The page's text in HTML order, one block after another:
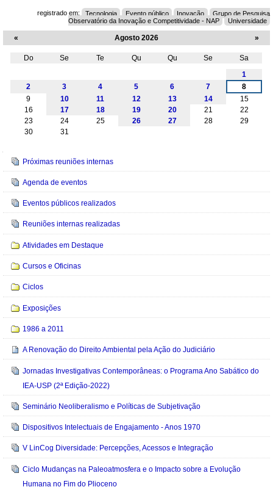
registrado em: Tecnologia Evento público Inovação
Grupo de Pesquisa
Observatório da Inovação e Competitividade - NAP
Universidade
« Agosto 2026 »
Do Se Te Qu Qu Se
Sa
1
2
3 4 5 6 7
8
9
10 11 12 13 14
15
16
17 18 19 20 21
22
23
24 25 26 27 28
29
30
31
Navegação
Próximas reuniões internas
Agenda de eventos
Eventos públicos realizados
Reuniões internas realizadas
Atividades em Destaque
Cursos e Oficinas
Ciclos
Exposições
1986 a 2011
A Renovação do Direito Ambiental pela Ação do Judiciário
Jornadas Investigativas Contemporâneas: o Programa Ano Sabático do
IEA-USP (2ª Edição-2022)
Seminário Neoliberalismo e Políticas de Subjetivação
Dispositivos Intelectuais de Engajamento - Anos 1970
V LinCog Diversidade: Percepções, Acessos e Integração
Ciclo Mudanças na Paleoatmosfera e o Impacto sobre a Evolução
Humana no Fim do Plioceno